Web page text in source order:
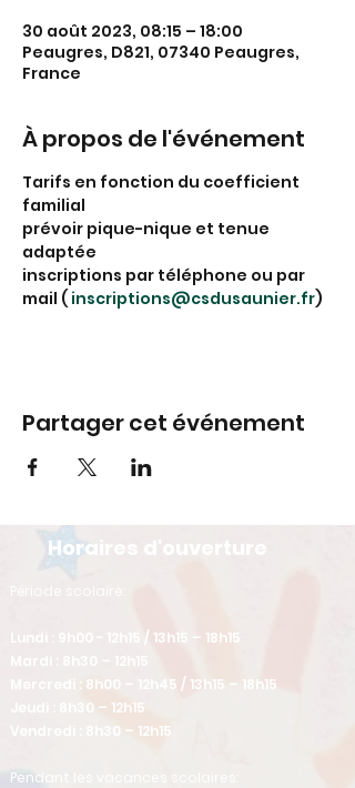
30 août 2023, 08:15 – 18:00
Peaugres, D821, 07340 Peaugres,
France
À propos de l'événement
Tarifs en fonction du coefficient
familial
prévoir pique-nique et tenue
adaptée
inscriptions par téléphone ou par
mail ( inscriptions@csdusaunier.fr)
Partager cet événement
Horaires d'ouverture
​Période scolaire:
Lundi : 9h00 - 12h15 / 13h15 – 18h15
Mercredi : 8h00 – 12h45 / 13h15 – 18h15
Jeudi : 8h30 – 12h15
Vendredi : 8h30 – 12h15
Pendant les vacances scolaires: